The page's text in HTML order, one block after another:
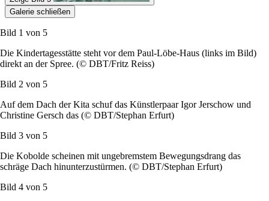
Galerie schließen
Bild 1 von 5
Die Kindertagesstätte steht vor dem Paul-Löbe-Haus (links im Bild)
direkt an der Spree. (© DBT/Fritz Reiss)
Bild 2 von 5
Auf dem Dach der Kita schuf das Künstlerpaar Igor Jerschow und
Christine Gersch das (© DBT/Stephan Erfurt)
Bild 3 von 5
Die Kobolde scheinen mit ungebremstem Bewegungsdrang das
schräge Dach hinunterzustürmen. (© DBT/Stephan Erfurt)
Bild 4 von 5